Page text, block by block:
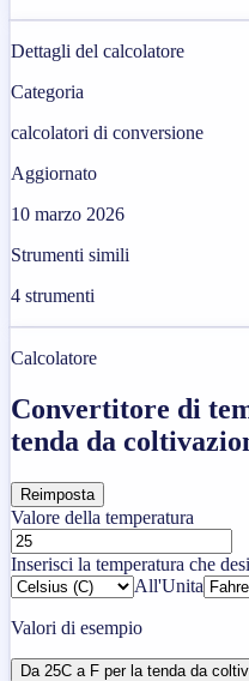
Dettagli del calcolatore
Categoria
calcolatori di conversione
Aggiornato
10 marzo 2026
Strumenti simili
4 strumenti
Calcolatore
Convertitore di
tenda da
Reimposta
Valore della temperatura
Inserisci la temperatura che
All'Unita
Valori di esempio
Da 25C a F per la tenda da